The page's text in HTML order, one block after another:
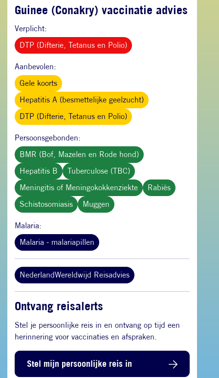
Guinee (Conakry) vaccinatie advies
Verplicht:
DTP (Difterie, Tetanus en Polio)
Aanbevolen:
Gele koorts
Hepatitis A (besmettelijke geelzucht)
DTP (Difterie, Tetanus en Polio)
Persoonsgebonden:
BMR (Bof, Mazelen en Rode hond)
Hepatitis B
Tuberculose (TBC)
Meningitis of Meningokokkenziekte
Rabiës
Schistosomiasis
Muggen
Malaria:
Malaria - malariapillen
NederlandWereldwijd Reisadvies
Ontvang reisalerts
Stel je persoonlijke reis in en ontvang op tijd een
herinnering voor vaccinaties en afspraken.
Stel mijn persoonlijke reis in